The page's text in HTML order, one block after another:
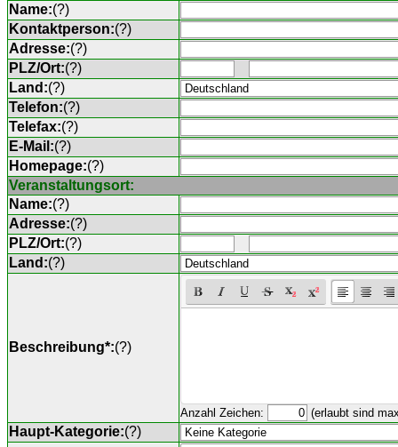
Name:(?)
Kontaktperson:(?)
Adresse:(?)
PLZ/Ort:(?)
Land:(?)
Telefon:(?)
Telefax:(?)
E-Mail:(?)
Homepage:(?)
Veranstaltungsort:
Name:(?)
Adresse:(?)
PLZ/Ort:(?)
Land:(?)
Beschreibung*:(?)
Anzahl Zeichen: (erlaubt sind
Haupt-Kategorie:(?)